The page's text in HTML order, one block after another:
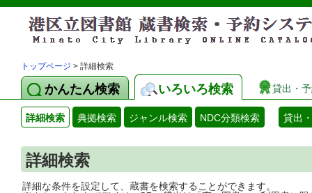
トップページ > 詳細検索
かんたん検索 いろいろ検索 貸出・
詳細検索 典拠検索 ジャンル検索 NDC分類検索 貸出
詳細検索
詳細な条件を設定して、蔵書を検索することができます。